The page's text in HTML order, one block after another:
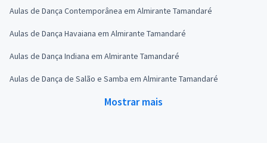
Aulas de Dança Contemporânea em Almirante Tamandaré
Aulas de Dança Havaiana em Almirante Tamandaré
Aulas de Dança Indiana em Almirante Tamandaré
Aulas de Dança de Salão e Samba em Almirante Tamandaré
Mostrar mais